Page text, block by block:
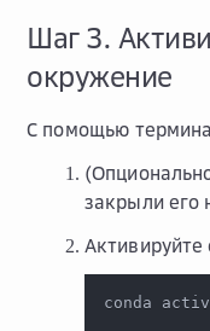
Шаг 3.
окружение
С помощью
закрыли
conda